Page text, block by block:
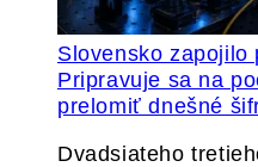
Slovensko zapojilo
Pripravuje sa na
prelomiť dnešné
Dvadsiateho